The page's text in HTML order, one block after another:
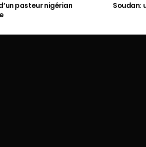
pasteur nigérian
Soudan: